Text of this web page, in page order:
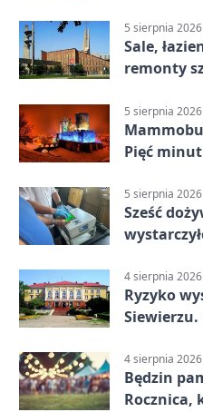
5 sierpnia 2026
Sale,
remonty
5 sierpnia 2026
Pięć
5 sierpnia 2026
Sześć
4 sierpnia 2026
Ryzyko
4 sierpnia 2026
Będzin
Rocznica,